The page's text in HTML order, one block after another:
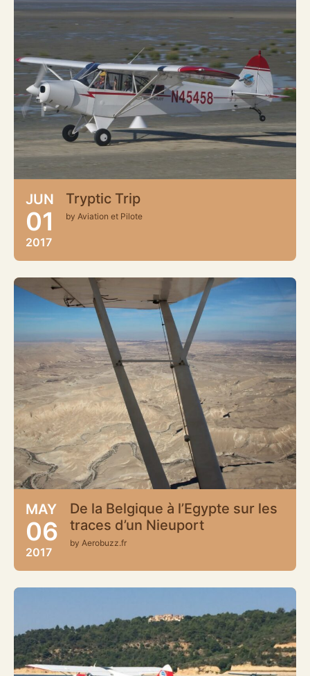
JUN
01
2017
Tryptic Trip
by Aviation et Pilote
MAY
06
2017
De la Belgique à l’Egypte sur les
traces d’un Nieuport
by Aerobuzz.fr